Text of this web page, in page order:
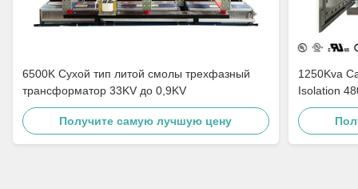
6500K Сухой тип литой смолы трехфазный
трансформатор 33KV до 0,9KV
Получите самую лучшую цену
1250Kva Cast Resin Dry Type Transformers
Isolation